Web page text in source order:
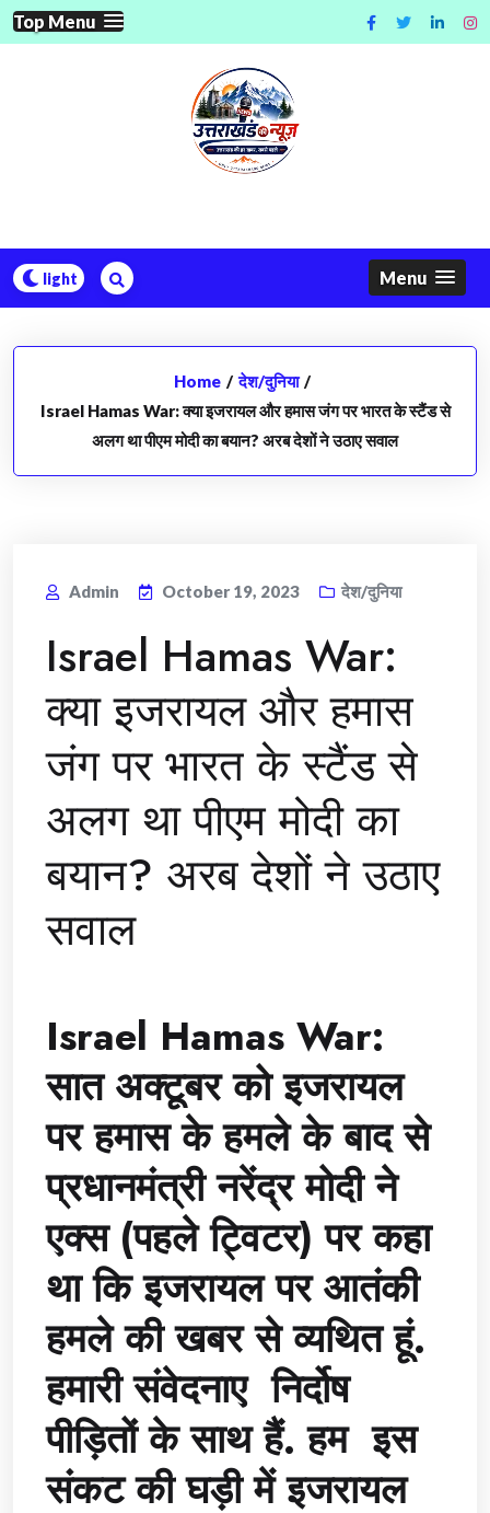
Skip
to
Top Menu
Menu
Home / देश/दुनिया /
Israel Hamas War: क्या इजरायल और हमास जंग पर भारत के स्टैंड से
अलग था पीएम मोदी का बयान? अरब देशों ने उठाए सवाल
Admin October 19, 2023 देश/दुनिया
Israel Hamas War:
क्या इजरायल और हमास
जंग पर भारत के स्टैंड से
अलग था पीएम मोदी का
बयान? अरब देशों ने उठाए
सवाल
Israel Hamas War:
सात अक्टूबर को इजरायल
पर हमास के हमले के बाद से
प्रधानमंत्री नरेंद्र मोदी ने
एक्स (पहले ट्विटर) पर कहा
था कि इजरायल पर आतंकी
हमले की खबर से व्यथित हूं.
हमारी संवेदनाए निर्दोष
पीड़ितों के साथ हैं. हम इस
संकट की घड़ी में इजरायल